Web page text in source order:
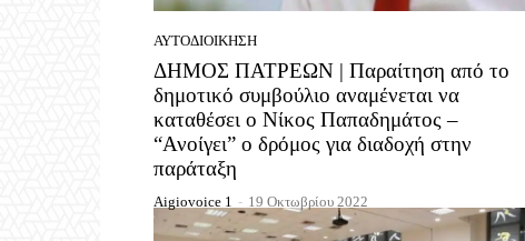
ΑΥΤΟΔΙΟΊΚΗΣΗ
ΔΗΜΟΣ ΠΑΤΡΕΩΝ | Παραίτηση από το
δημοτικό συμβούλιο αναμένεται να
καταθέσει ο Νίκος Παπαδημάτος –
“Ανοίγει” ο δρόμος για διαδοχή στην
παράταξη
Aigiovoice 1 - 19 Οκτωβρίου 2022